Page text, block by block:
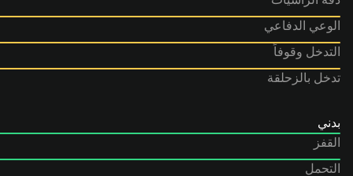
الوعي الدفاعي
التدخل وقوفاً
تدخل بالزحلقة
بدني
القفز
التحمل